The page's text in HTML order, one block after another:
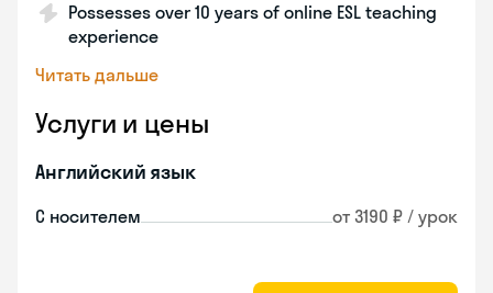
Possesses over 10 years of online ESL teaching
experience
Читать дальше
Услуги и цены
Английский язык
С носителем от 3190 ₽ / урок